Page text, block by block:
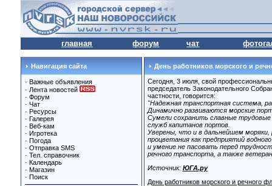
главная форум чат
Навигация сайта
· Важные объявления
· Лента новостей
· Форум
· Чат
· Ресурсы
· Галерея
· Веб-кам
· Игротека
· Погода
· Отправка SMS
· Тел. справочник
· Календарь
· Магазин
· Поиск
День работников морского и
Сегодня, 3 июля, свой
председатель Законодательного
частности, говорится:
"Надежная транспортная система,
Динамично развиваются морские
Сумели сохранить славные трудовые
служб капитанов портов.
Уверены, что и в дальнейшем моряки,
процветания как предприятий
и умение не пасовать перед
речного транспорта, а также
Источник: ЮГА.ру
День работников морского и речного